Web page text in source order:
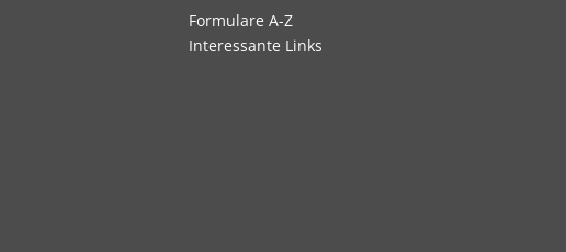
Navigation
überspringen
Formulare A-Z
Interessante Links